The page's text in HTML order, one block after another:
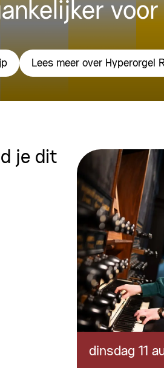
Lees meer over Hyperorgel
je dit
dinsdag 11